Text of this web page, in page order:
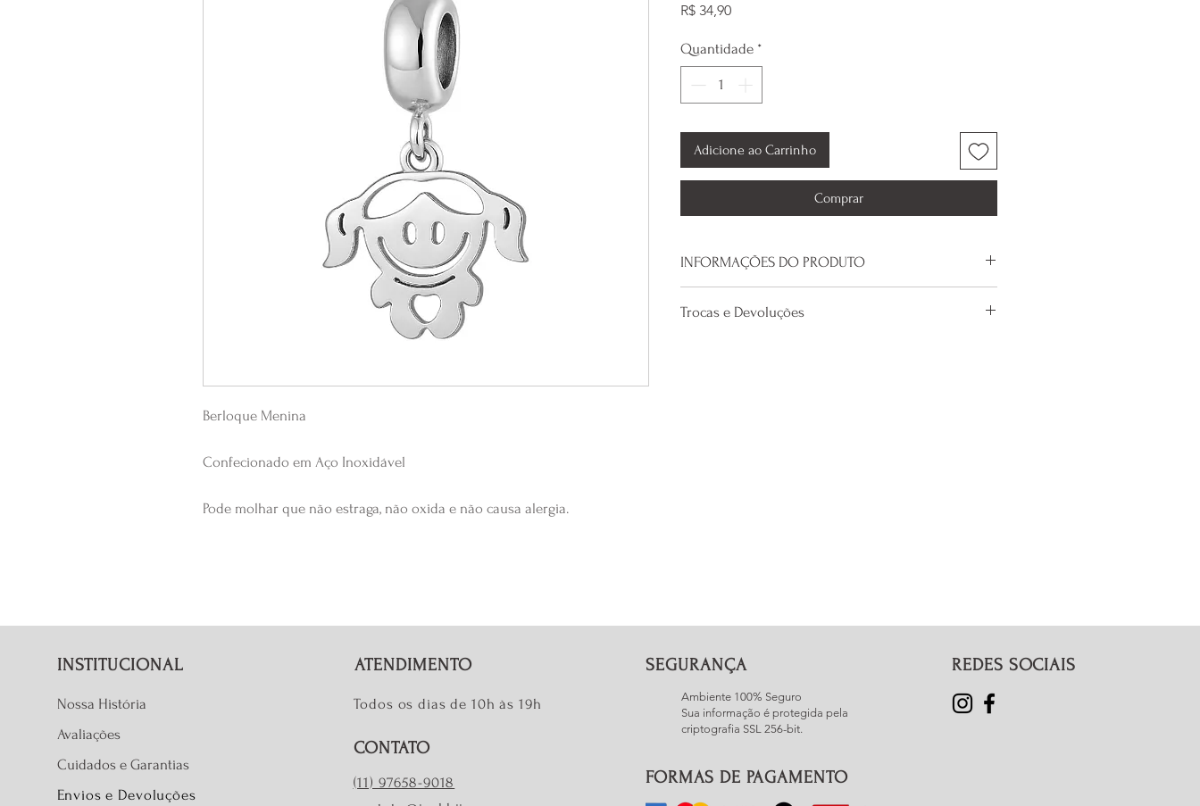
Berloque Menina
Confecionado em Aço Inoxidável
Pode molhar que não estraga, não oxida e não causa alergia.
R$ 34,90Preço
Quantidade *
Adicione ao Carrinho
Comprar
INFORMAÇÕES DO PRODUTO
Trocas e Devoluções
INSTITUCIONAL
Nossa História
Avaliações
Cuidados e Garantias
Envios e Devoluções
ATENDIMENTO
Todos os dias de 10h às 19h
CONTATO
(11) 97658-9018
SEGURANÇA
Ambiente 100% Seguro
Sua informação é protegida pela
criptografia SSL 256-bit.
FORMAS DE PAGAMENTO
REDES SOCIAIS